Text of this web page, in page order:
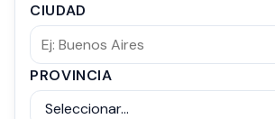
CIUDAD
PROVINCIA